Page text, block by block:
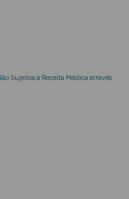
Sujeitos a Receita Médica através